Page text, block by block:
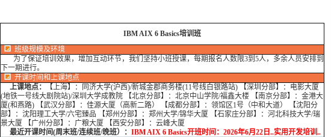
IBM AIX 6 Basics培训班
班级规模及环境
为了保证培训效果，增加互动环节，我们坚持小班授课，每期报名人数限3到5人，多余人员安排到
下一期进行。
开课时间和上课地点
上课地点：
【上海】：同济大学(沪西)/新城金郡商务楼(11号线白银路站) 【深圳分部】：电影大厦
(地铁一号线大剧院站)/深圳大学成教院 【北京分部】：北京中山学院/福鑫大楼 【南京分部】：金港大
厦(和燕路) 【武汉分部】：佳源大厦（高新二路） 【成都分部】：领馆区1号（中和大道） 【沈阳分
部】：沈阳理工大学/六宅臻品 【郑州分部】：郑州大学/锦华大厦 【石家庄分部】：河北科技大学/瑞
景大厦 【广州分部】：广粮大厦 【西安分部】：云峰大厦
最近开课时间(周末班/连续班/晚班）： IBM AIX 6 Basics开班时间：2026年6月22日..实用开发培训..